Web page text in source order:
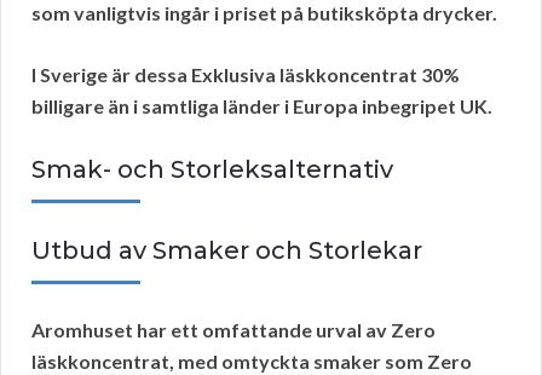
som vanligtvis ingår i priset på butiksköpta drycker.
I Sverige är dessa Exklusiva läskkoncentrat 30%
billigare än i samtliga länder i Europa inbegripet UK.
Smak- och Storleksalternativ
Utbud av Smaker och Storlekar
Aromhuset har ett omfattande urval av Zero
läskkoncentrat, med omtyckta smaker som Zero